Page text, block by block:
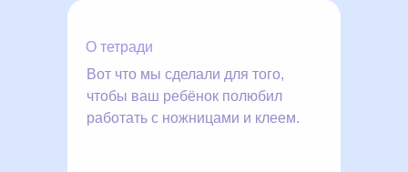
О тетради
Вот что мы сделали для того,
чтобы ваш ребёнок полюбил
работать с ножницами и клеем.